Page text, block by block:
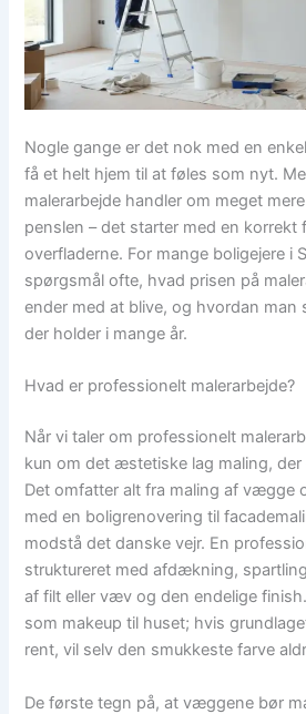
Nogle gange er det nok med en
få et helt hjem til at føles som nyt.
malerarbejde handler om meget
penslen – det starter med en korrekt
overfladerne. For mange boligejere i
spørgsmål ofte, hvad prisen på
ender med at blive, og hvordan man
der holder i mange år.
Hvad er professionelt malerarbejde?
Når vi taler om professionelt
kun om det æstetiske lag maling,
Det omfatter alt fra maling af vægge
med en boligrenovering til
modstå det danske vejr. En
struktureret med afdækning,
af filt eller væv og den endelige
som makeup til huset; hvis
rent, vil selv den smukkeste farve
De første tegn på, at væggene bør